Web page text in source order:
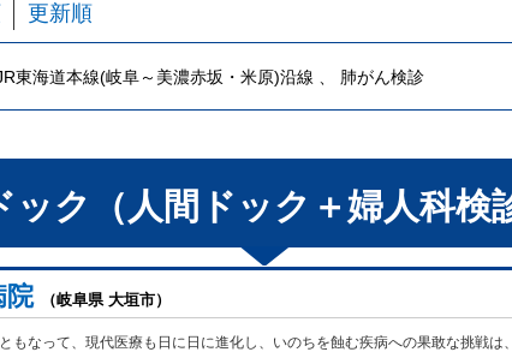
更新順
東海道本線(岐阜～美濃赤坂・米原)沿線 、 肺がん検診
ク（人間ドック＋婦人科検
院 （岐阜県 大垣市）
もなって、現代医療も日に日に進化し、いのちを蝕む疾病への果敢な挑戦は